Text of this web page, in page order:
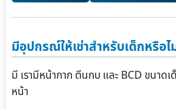
มีอุปกรณ์ให้เช่าสำหรับเด็กหรือไ
มี เรามีหน้ากาก ตีนกบ และ BCD ขนาด
หน้า